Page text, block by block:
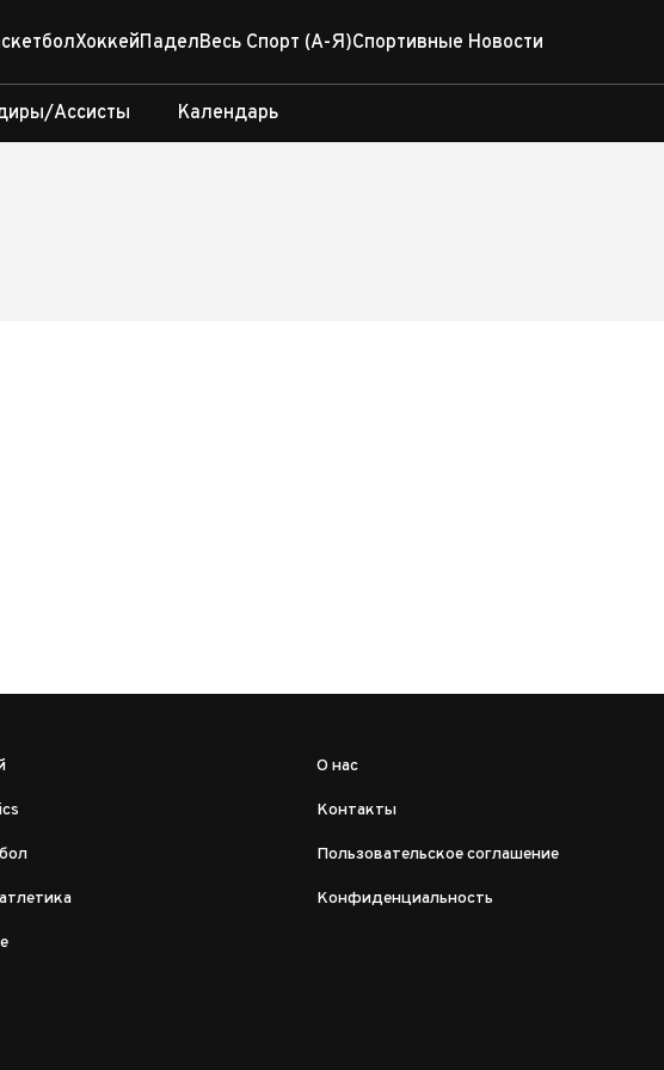
ХоккейПаделВесь Спорт (А-Я)Спортивные Новости
Ассисты Календарь
О нас
Контакты
Пользовательское соглашение
Конфиденциальность